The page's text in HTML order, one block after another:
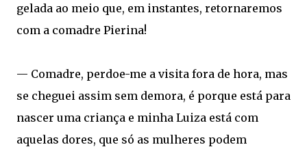
gelada ao meio que, em instantes, retornaremos
com a comadre Pierina!
— Comadre, perdoe-me a visita fora de hora, mas
se cheguei assim sem demora, é porque está para
nascer uma criança e minha Luiza está com
aquelas dores, que só as mulheres podem